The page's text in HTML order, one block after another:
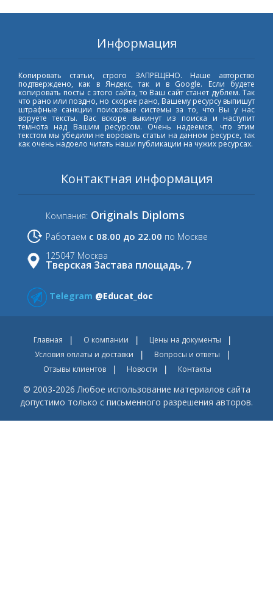
Информация
Копировать статьи, строго ЗАПРЕЩЕНО. Наше авторство
подтверждено, как в Яндекс, так и в Google. Если будете
копировать посты с этого сайта, то Ваш сайт станет дублем. Так
что рано или поздно, но скорее рано, Вашему ресурсу выпишут
штрафные санкции поисковые системы за то, что Вы у нас
воруете тексты. Вас вскоре выкинут из поиска и наступит
темнота над Вашим ресурсом. Очень надеемся, что этим
текстом мы убедили не воровать статьи на данном ресурсе, так
как очень надоело читать наши публикации на чужих ресурсах.
Контактная информация
Компания: Originals Diploms
Работаем с 08.00 до 22.00 по Москве
125047 Москва
Тверская Застава площадь, 7
Telegram @Educat_doc
Главная О компании
Цены на документы
Условия оплаты и доставки
Вопросы и ответы
Отзывы клиентов
Новости Контакты
© 2003-2026 Любое использование материалов сайта
допустимо только с письменного разрешения авторов.